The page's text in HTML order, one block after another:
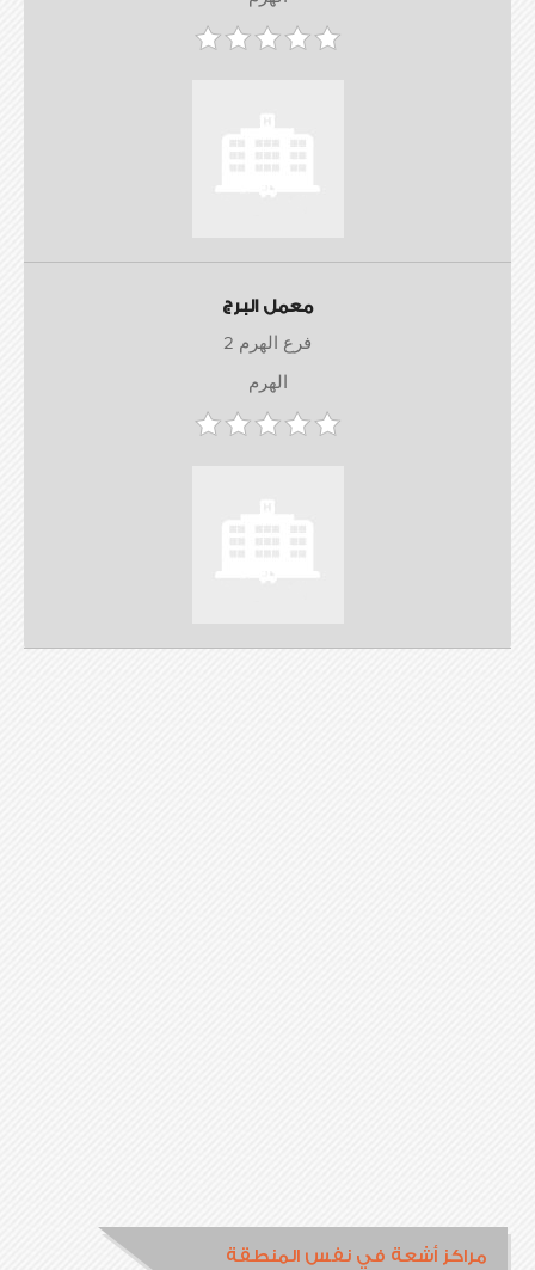
معمل البرج
فرع الهرم 2
الهرم
مراكز أشعة في نفس المنطقة